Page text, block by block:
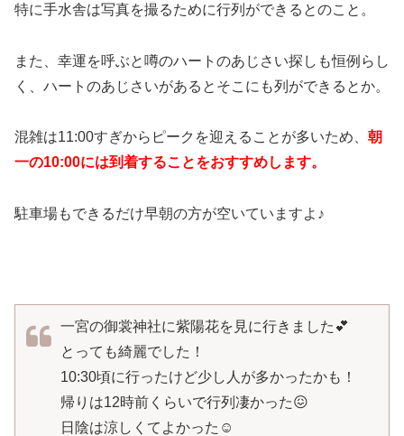
特に手水舎は写真を撮るために行列ができるとのこと。
また、幸運を呼ぶと噂のハートのあじさい探しも恒例らし
く、ハートのあじさいがあるとそこにも列ができるとか。
混雑は11:00すぎからピークを迎えることが多いため、 朝
一の10:00には到着することをおすすめします。
駐車場もできるだけ早朝の方が空いていますよ♪
一宮の御裳神社に紫陽花を見に行きました💕
とっても綺麗でした！
10:30頃に行ったけど少し人が多かったかも！
帰りは12時前くらいで行列凄かった😖
日陰は涼しくてよかった☺️